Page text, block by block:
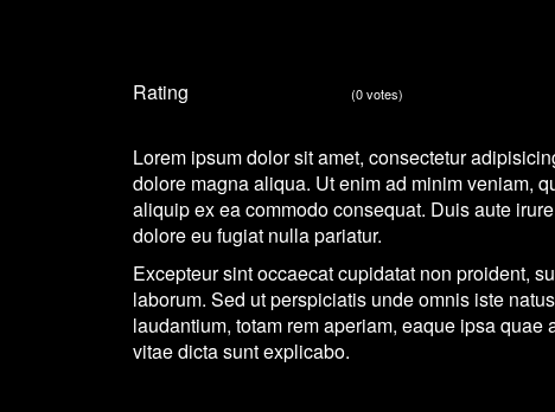
Rating (0 votes)
Lorem ipsum dolor sit amet, consectetur
dolore magna aliqua. Ut enim ad minim veniam,
aliquip ex ea commodo consequat. Duis aute
dolore eu fugiat nulla pariatur.
Excepteur sint occaecat cupidatat non proident,
laborum. Sed ut perspiciatis unde omnis iste
laudantium, totam rem aperiam, eaque ipsa
vitae dicta sunt explicabo.